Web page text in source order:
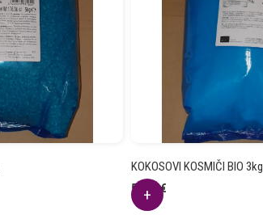
KOKOSOVI KOSMIČI BIO 3kg
56.08€